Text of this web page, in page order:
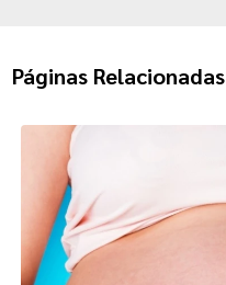
Páginas Relacionadas